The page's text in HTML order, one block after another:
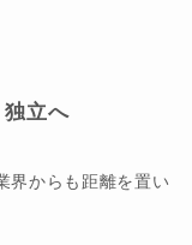
独立へ
からも距離を置い